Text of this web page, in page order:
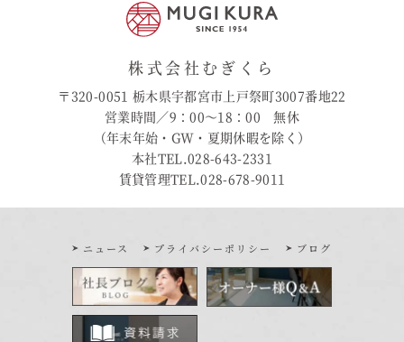
株式会社むぎくら
〒320-0051 栃木県宇都宮市上戸祭町3007番地22
営業時間／9：00〜18：00 無休
（年末年始・GW・夏期休暇を除く）
本社TEL.028-643-2331
賃貸管理TEL.028-678-9011
ニュース プライバシーポリシー ブログ